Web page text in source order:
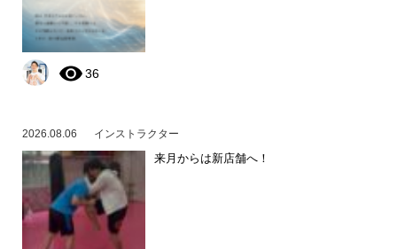
36
2026.08.06 インストラクター
来月からは新店舗へ！